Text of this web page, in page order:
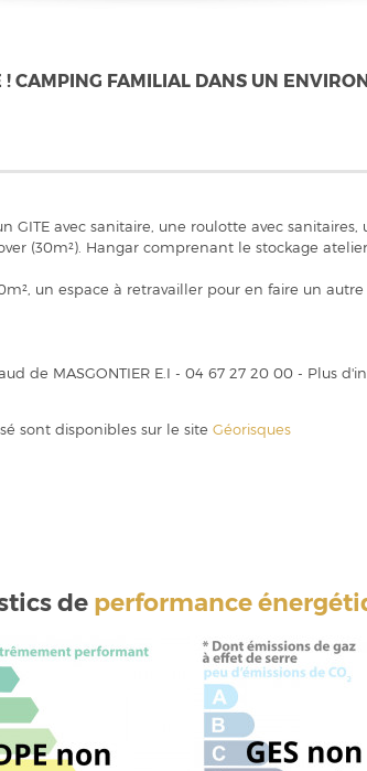
! CAMPING FAMILIAL DANS UN
avec sanitaire, une roulotte avec sanitaires,
(30m²). Hangar comprenant le stockage
un espace à retravailler pour en faire un
de MASGONTIER E.I - 04 67 27 20 00 -
sont disponibles sur le site Géorisques
de performance